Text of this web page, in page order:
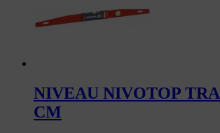
NIVEAU NIVOTOP
CM